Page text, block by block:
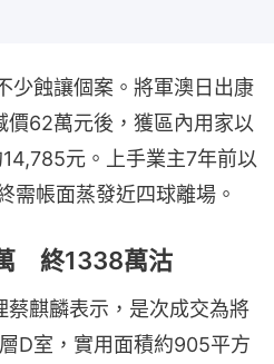
少蝕讓個案。將軍澳日出康
62萬元後，獲區內用家以
元。上手業主7年前以
需帳面蒸發近四球離場。
終1338萬沽
麒麟表示，是次成交為將
D室，實用面積約905平方